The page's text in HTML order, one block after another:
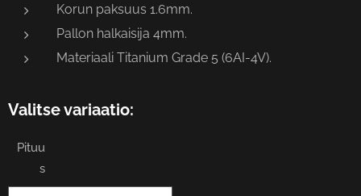
Korun paksuus 1.6mm.
Pallon halkaisija 4mm.
Materiaali Titanium Grade 5 (6AI-4V).
Valitse variaatio:
Pituu
s